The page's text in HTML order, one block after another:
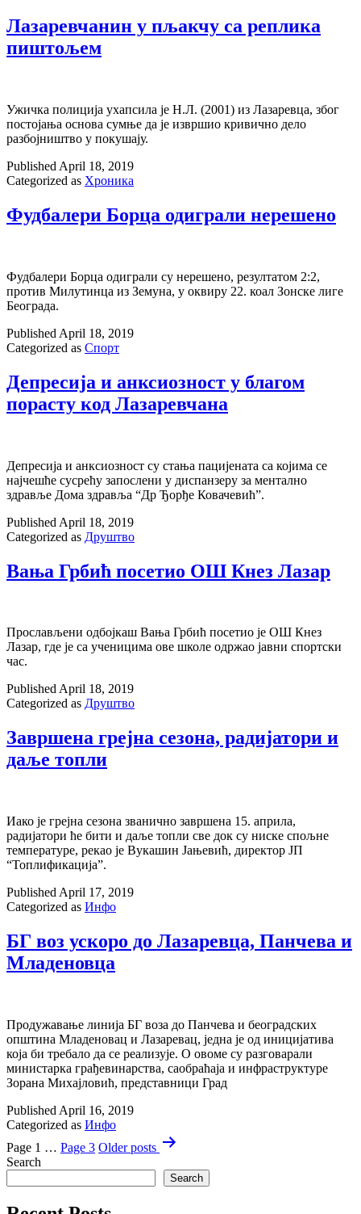
Лазаревчанин у пљакчу са реплика
пиштољем
Ужичка полиција ухапсила је Н.Л. (2001) из Лазаревца, због
постојања основа сумње да је извршио кривично дело
разбојништво у покушају.
Published April 18, 2019
Categorized as Хроника
Фудбалери Борца одиграли нерешено
Фудбалери Борца одиграли су нерешено, резултатом 2:2,
против Милутинца из Земуна, у оквиру 22. коал Зонске лиге
Београда.
Published April 18, 2019
Categorized as Спорт
Депресија и анксиозност у благом
порасту код Лазаревчана
Депресија и анксиозност су стања пацијената са којима се
најчешће сусрећу запослени у диспанзеру за ментално
здравље Дома здравља “Др Ђорђе Ковачевић”.
Published April 18, 2019
Categorized as Друштво
Вања Грбић посетио ОШ Кнез Лазар
Прослављени одбојкаш Вања Грбић посетио је ОШ Кнез
Лазар, где је са ученицима ове школе одржао јавни спортски
час.
PublishedApril 18, 2019
Categorized as Друштво
Завршена грејна сезона, радијатори и
даље топли
Иако је грејна сезона званично завршена 15. априла,
радијатори ће бити и даље топли све док су ниске спољне
температуре, рекао је Вукашин Јањевић, директор ЈП
“Топлификација”.
Published April 17, 2019
Categorized as Инфо
БГ воз ускоро до Лазаревца, Панчева и
Младеновца
Продужавање линија БГ воза до Панчева и београдских
општина Младеновац и Лазаревац, једна је од иницијатива
која би требало да се реализује. О овоме су разговарали
министарка грађевинарства, саобраћаја и инфраструктуре
Зорана Михајловић, представници Град
Published April 16, 2019
Categorized as Инфо
Posts
pagination
Page 1 … Page 3 Olderposts
Search
Search